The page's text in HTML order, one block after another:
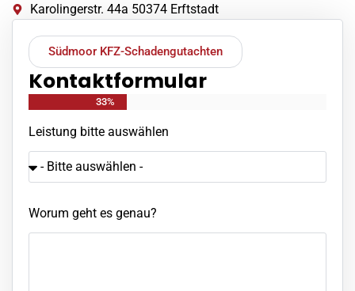
Karolingerstr. 44a 50374 Erftstadt
Südmoor KFZ-Schadengutachten
Kontaktformular
33%
Leistung bitte auswählen
Worum geht es genau?